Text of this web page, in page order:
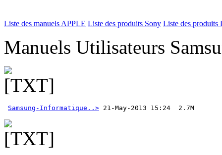
Liste des manuels APPLE Liste des produits Sony Liste des produits
Manuels Utilisateurs
Samsung-Informatique..>